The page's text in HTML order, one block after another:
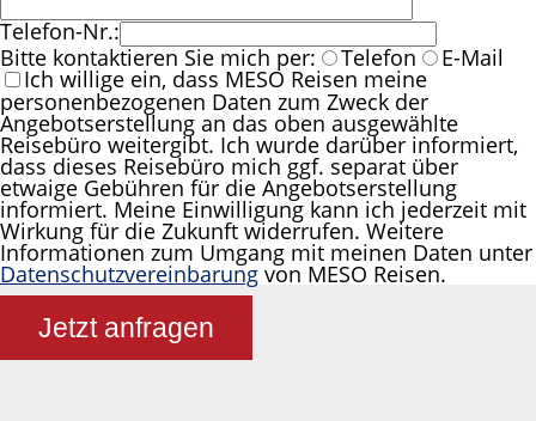
Telefon-Nr.:
Bitte kontaktieren Sie mich per:
Telefon E-Mail
Ich willige ein, dass MESO Reisen meine
personenbezogenen Daten zum Zweck der
Angebotserstellung an das oben ausgewählte
Reisebüro weitergibt. Ich wurde darüber informiert,
dass dieses Reisebüro mich ggf. separat über
etwaige Gebühren für die Angebotserstellung
informiert. Meine Einwilligung kann ich jederzeit mit
Wirkung für die Zukunft widerrufen. Weitere
Informationen zum Umgang mit meinen Daten unter
Datenschutzvereinbarung von MESO Reisen.
Jetzt anfragen